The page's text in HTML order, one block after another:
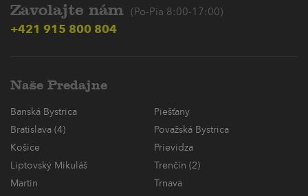
Zavolajte nám (Po-Pia 8:00-17:00)
+421 915 800 804
Naše Predajne
Banská Bystrica
Piešťany
Bratislava (4)
Považská Bystrica
Košice
Prievidza
Liptovský Mikuláš
Trenčín (2)
Martin
Trnava